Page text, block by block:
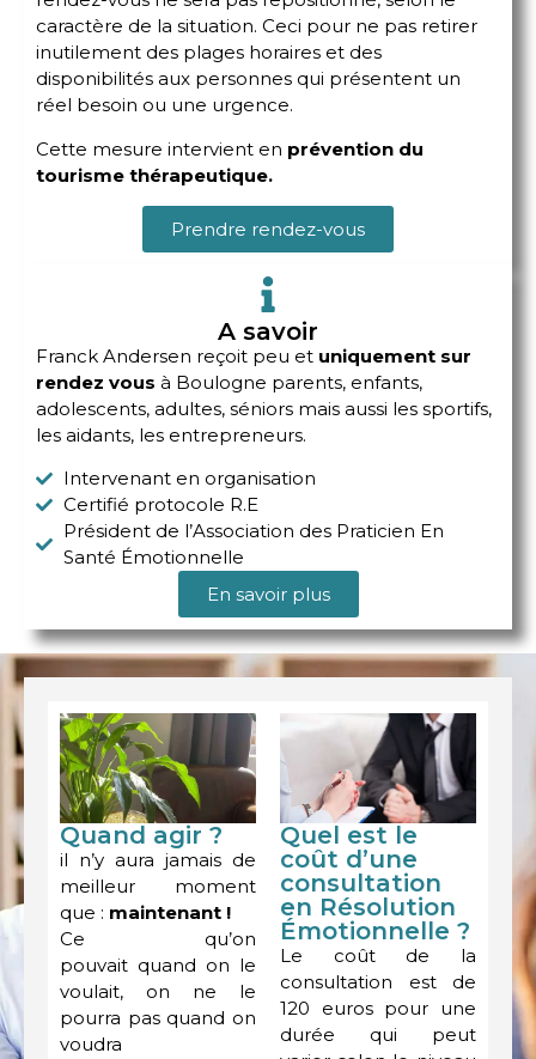
caractère de la situation. Ceci pour ne pas retirer
inutilement des plages horaires et des
disponibilités aux personnes qui présentent un
réel besoin ou une urgence.
Cette mesure intervient en prévention du
tourisme thérapeutique.
Prendre rendez-vous
A savoir
Franck Andersen reçoit peu et uniquement sur
rendez vous à Boulogne parents, enfants,
adolescents, adultes, séniors mais aussi les sportifs,
les aidants, les entrepreneurs.
Intervenant en organisation
Certifié protocole R.E
Président de l’Association des Praticien En
Santé Émotionnelle
En savoir plus
Quand agir ?
il n’y aura jamais de
meilleur moment
que : maintenant !
Ce qu’on
pouvait quand on le
voulait, on ne le
pourra pas quand on
voudra
Quel est le
coût d’une
consultation
en Résolution
Émotionnelle ?
Le coût de la
consultation est de
120 euros pour une
durée qui peut